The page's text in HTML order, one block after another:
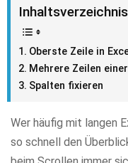
Inhaltsverzeichnis
Oberste Zeile in
Mehrere Zeilen
Spalten fixieren
Wer häufig mit langen
so schnell den